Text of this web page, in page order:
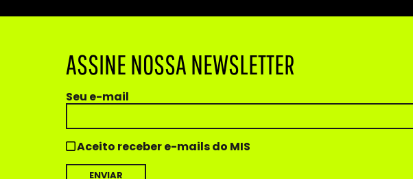
ASSINE NOSSA NEWSLETTER
Seu e-mail
Aceito receber e-mails do MIS